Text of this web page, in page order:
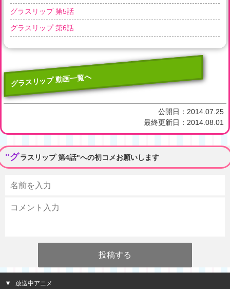
グラスリップ 第5話
グラスリップ 第6話
グラスリップ 動画一覧へ
公開日： 2014.07.25
最終更新日： 2014.08.01
"グラスリップ 第4話"への初コメお願いします
放送中アニメ